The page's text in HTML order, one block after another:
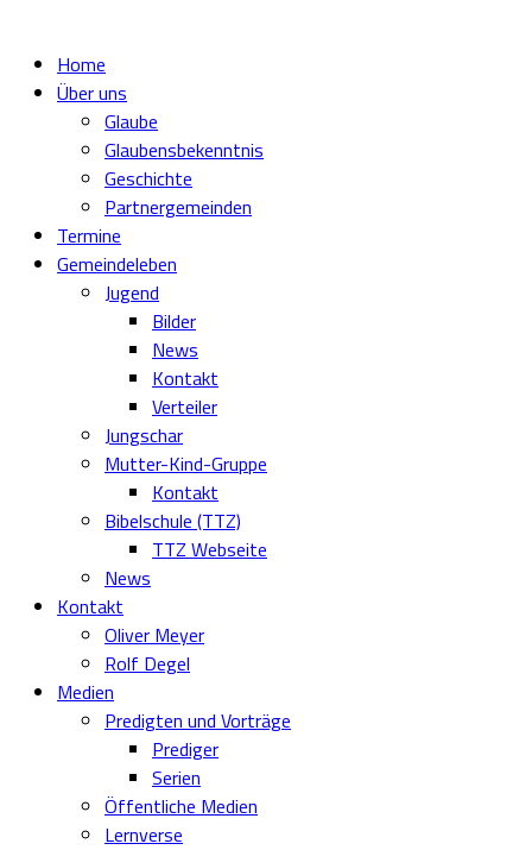
Home
Über uns
Glaube
Glaubensbekenntnis
Geschichte
Partnergemeinden
Termine
Gemeindeleben
Jugend
Bilder
News
Kontakt
Verteiler
Jungschar
Mutter-Kind-Gruppe
Kontakt
Bibelschule (TTZ)
TTZ Webseite
News
Kontakt
Oliver Meyer
Rolf Degel
Medien
Predigten und Vorträge
Prediger
Serien
Öffentliche Medien
Lernverse